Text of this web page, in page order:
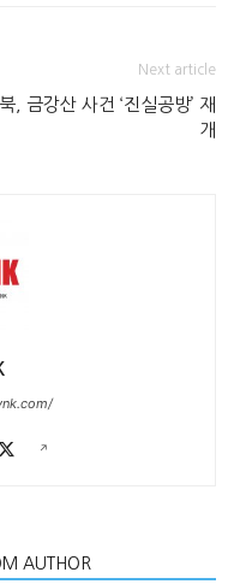
Next article
, 금강산 사건 ‘진실공방’ 재
개
AUTHOR